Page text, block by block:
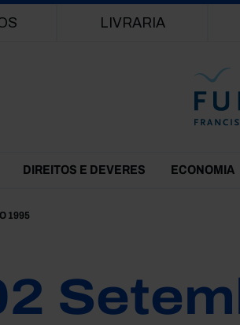
LIVRARIA
DIREITOS E DEVERES ECONOMIA
1995